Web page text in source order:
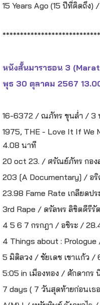
15 Years Ago (15 ปีที่คิดถึ
หนังสั้นมาราธอน 3
พุธ 30 ตุลาคม 2567
16-6372 / ณภัทร ขุนล่ำ / 3
1975, THE - Love It If We
4.08 นาที
20 oct 23. / ศรัณย์ภัทร กอ
203 [A Documentary] / อ
23.98 Fame Rate เกลียด
3rd Rape / ดรัลพร ลิขิตคีรีรั
4 5 6 7 กรกฎา / อชิระ /
4 Things about :
5 มิติลวง / ชัยเดช เขาแก้ว /
5:05 in เมืองทอง / ศักดาก
7 days ( 7 วันสุดท้ายก่อนเ